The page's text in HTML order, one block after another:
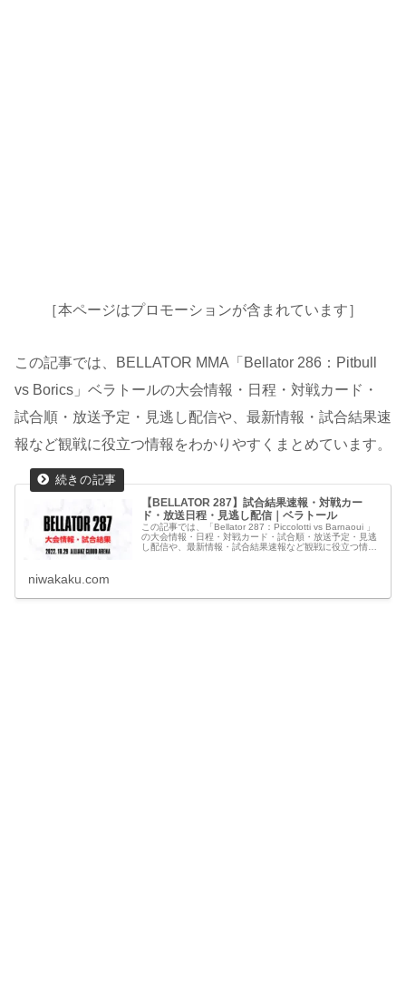
［本ページはプロモーションが含まれています］
この記事では、BELLATOR MMA「Bellator 286：Pitbull
vs Borics」ベラトールの大会情報・日程・対戦カード・
試合順・放送予定・見逃し配信や、最新情報・試合結果速
報など観戦に役立つ情報をわかりやすくまとめています。
【BELLATOR 287】試合結果速報・対戦カー
ド・放送日程・見逃し配信｜ベラトール
この記事では、「Bellator 287：Piccolotti vs Barnaoui 」
の大会情報・日程・対戦カード・試合順・放送予定・見逃
し配信や、最新情報・試合結果速報など観戦に役立つ情報
niwakaku.com